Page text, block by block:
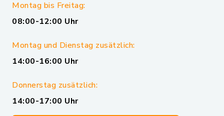
Montag bis Freitag:
08:00-12:00 Uhr
Montag und Dienstag zusätzlich:
14:00-16:00 Uhr
Donnerstag zusätzlich:
14:00-17:00 Uhr